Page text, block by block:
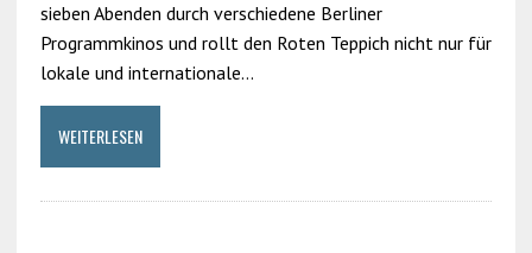
sieben Abenden durch verschiedene Berliner
Programmkinos und rollt den Roten Teppich nicht nur für
lokale und internationale…
WEITERLESEN